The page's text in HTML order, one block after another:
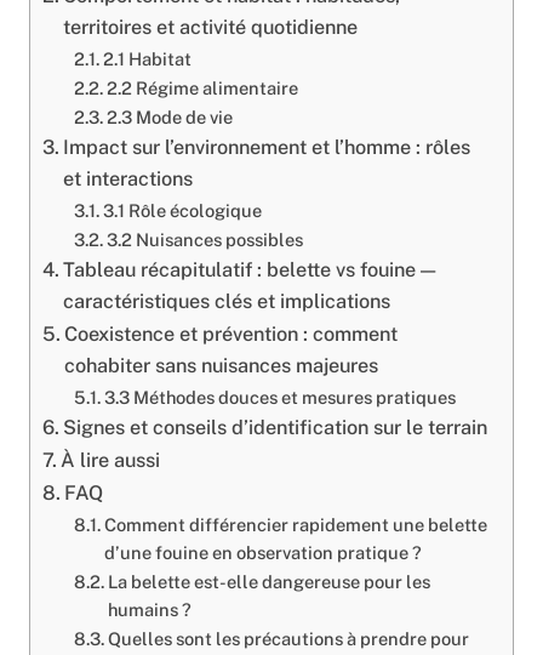
territoires et activité quotidienne
2.1 Habitat
2.2 Régime alimentaire
2.3 Mode de vie
Impact sur l’environnement et l’homme : rôles
et interactions
3.1 Rôle écologique
3.2 Nuisances possibles
Tableau récapitulatif : belette vs fouine —
caractéristiques clés et implications
Coexistence et prévention : comment
cohabiter sans nuisances majeures
3.3 Méthodes douces et mesures pratiques
Signes et conseils d’identification sur le terrain
À lire aussi
FAQ
Comment différencier rapidement une belette
d’une fouine en observation pratique ?
La belette est-elle dangereuse pour les
humains ?
Quelles sont les précautions à prendre pour